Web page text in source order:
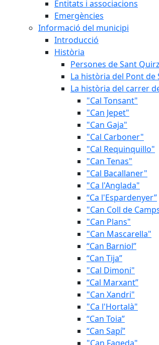
Entitats i associacions
Emergències
Informació del municipi
Introducció
Història
Persones de Sant
La història del Pont de
La història del carrer
"Cal Tonsant"
"Can Jepet"
"Can Gaja"
"Cal Carboner"
"Cal Requinquillo"
"Can Tenas"
"Cal Bacallaner"
"Ca l'Anglada"
“Ca l'Espardenyer”
"Can Coll de
"Can Plans"
"Can Mascarella"
“Can Barniol”
“Can Tija”
"Cal Dimoni"
“Cal Marxant”
"Can Xandri"
"Ca l'Hortalà"
“Can Toia”
“Can Sapí”